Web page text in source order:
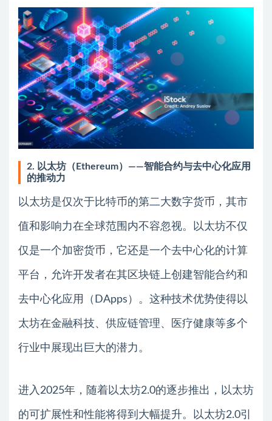
2. 以太坊（Ethereum）——智能合约与去中心化应用
的推动力
以太坊是仅次于比特币的第二大数字货币，其市
值和影响力在全球范围内不容忽视。以太坊不仅
仅是一个加密货币，它还是一个去中心化的计算
平台，允许开发者在其区块链上创建智能合约和
去中心化应用（DApps）。这种技术优势使得以
太坊在金融科技、供应链管理、医疗健康等多个
行业中展现出巨大的潜力。
进入2025年，随着以太坊2.0的逐步推出，以太坊
的可扩展性和性能将得到大幅提升。以太坊2.0引